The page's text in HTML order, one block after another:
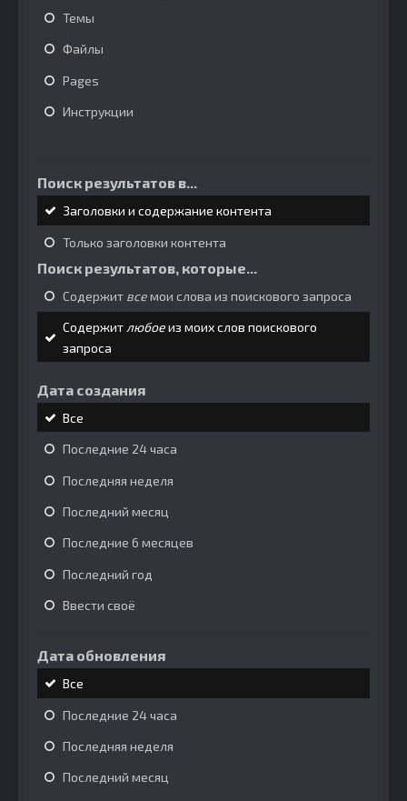
Темы
Файлы
Pages
Инструкции
Поиск результатов в...
Заголовки и содержание контента
Только заголовки контента
Поиск результатов, которые...
Содержит всемои слова из поискового запроса
Содержитлюбоеиз моих слов поискового
запроса
Дата создания
Все
Последние 24 часа
Последняя неделя
Последний месяц
Последние 6 месяцев
Последний год
Ввести своё
Дата обновления
Все
Последние 24 часа
Последняя неделя
Последний месяц